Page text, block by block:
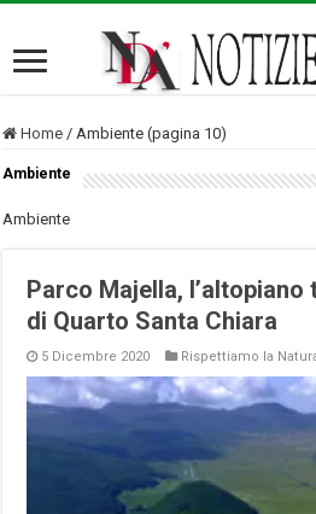
Home / Ambiente (pagina 10)
Ambiente
Ambiente
Parco Majella,
di Quarto Santa Chiara
5 Dicembre 2020 Rispettiamo la